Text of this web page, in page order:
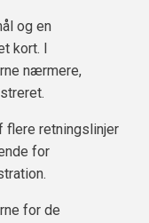
og en
kort. I
nærmere,
flere retningslinjer
for
for de